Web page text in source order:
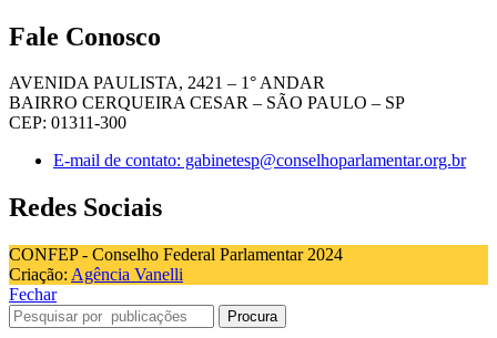
Fale Conosco
AVENIDA PAULISTA, 2421 – 1° ANDAR
BAIRRO CERQUEIRA CESAR – SÃO PAULO – SP
CEP: 01311-300
E-mail de contato: gabinetesp@conselhoparlamentar.org.br
Redes Sociais
CONFEP - Conselho Federal Parlamentar 2024
Criação: Agência Vanelli
Fechar
Procura